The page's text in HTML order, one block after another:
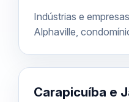
Indústrias e
Alphaville,
Carapicuíba e